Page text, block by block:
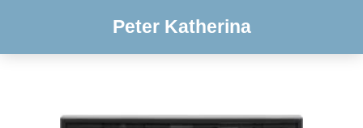
Peter Katherina